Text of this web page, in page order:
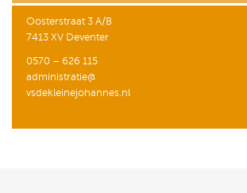
Oosterstraat 3 A/B
7413 XV Deventer
0570 – 626 115
administratie@
vsdekleinejohannes.nl